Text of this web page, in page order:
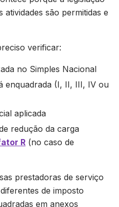
atividades são permitidas e
verificar:
no Simples Nacional
enquadrada (I, II, III, IV ou
aplicada
redução da carga
R (no caso de
prestadoras de serviço
de imposto
em anexos